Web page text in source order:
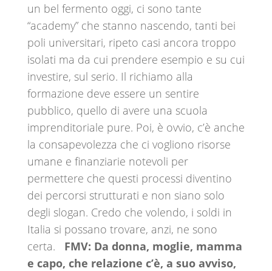
un bel fermento oggi, ci sono tante
“academy” che stanno nascendo, tanti bei
poli universitari, ripeto casi ancora troppo
isolati ma da cui prendere esempio e su cui
investire, sul serio. Il richiamo alla
formazione deve essere un sentire
pubblico, quello di avere una scuola
imprenditoriale pure. Poi, è ovvio, c’è anche
la consapevolezza che ci vogliono risorse
umane e finanziarie notevoli per
permettere che questi processi diventino
dei percorsi strutturati e non siano solo
degli slogan. Credo che volendo, i soldi in
Italia si possano trovare, anzi, ne sono
certa. FMV: Da donna, moglie, mamma
e capo, che relazione c’è, a suo avviso,